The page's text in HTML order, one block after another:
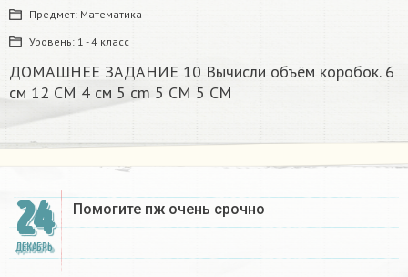
Предмет: Математика
Уровень: 1 - 4 класс
ДОМАШНЕЕ ЗАДАНИЕ 10 Вычисли объём коробок. 6
см 12 CM 4 см 5 cm 5 CM 5 CM​
24
ДЕКАБРЬ
Помогите пж очень срочно​